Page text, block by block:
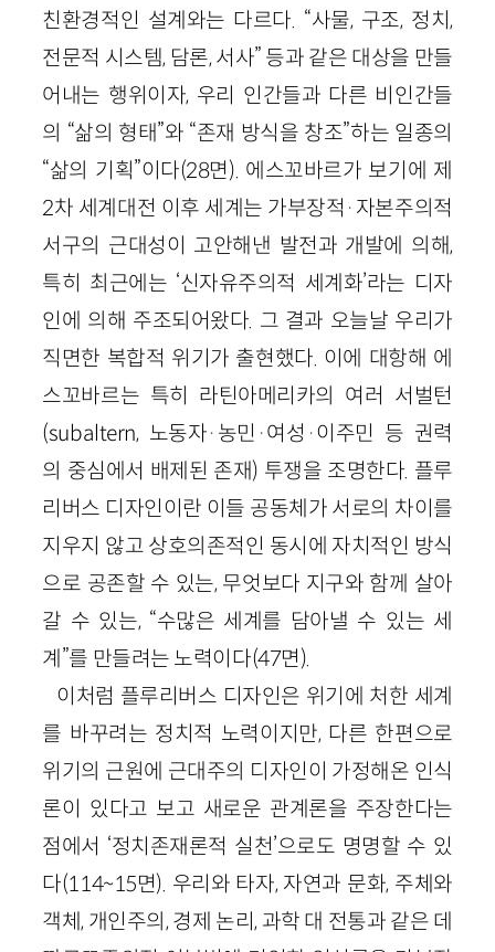
친환경적인 설계와는 다르다. “사물, 구조, 정치,
전문적 시스템, 담론, 서사” 등과 같은 대상을 만들
어내는 행위이자, 우리 인간들과 다른 비인간들
의 “삶의 형태”와 “존재 방식을 창조”하는 일종의
“삶의 기획”이다(28면). 에스꼬바르가 보기에 제
2차 세계대전 이후 세계는 가부장적·자본주의적
서구의 근대성이 고안해낸 발전과 개발에 의해,
특히 최근에는 ‘신자유주의적 세계화’라는 디자
인에 의해 주조되어왔다. 그 결과 오늘날 우리가
직면한 복합적 위기가 출현했다. 이에 대항해 에
스꼬바르는 특히 라틴아메리카의 여러 서벌턴
(subaltern, 노동자·농민·여성·이주민 등 권력
의 중심에서 배제된 존재) 투쟁을 조명한다. 플루
리버스 디자인이란 이들 공동체가 서로의 차이를
지우지 않고 상호의존적인 동시에 자치적인 방식
으로 공존할 수 있는, 무엇보다 지구와 함께 살아
갈 수 있는, “수많은 세계를 담아낼 수 있는 세
계”를 만들려는 노력이다(47면).
이처럼 플루리버스 디자인은 위기에 처한 세계
를 바꾸려는 정치적 노력이지만, 다른 한편으로
위기의 근원에 근대주의 디자인이 가정해온 인식
론이 있다고 보고 새로운 관계론을 주장한다는
점에서 ‘정치존재론적 실천’으로도 명명할 수 있
다(114~15면). 우리와 타자, 자연과 문화, 주체와
객체, 개인주의, 경제 논리, 과학 대 전통과 같은 데